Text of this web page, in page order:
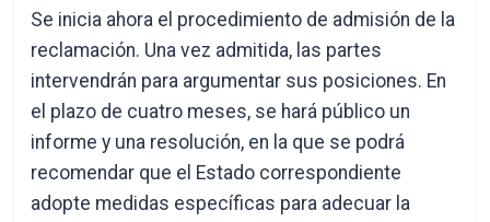
Se inicia ahora el procedimiento de admisión de la
reclamación. Una vez admitida, las partes
intervendrán para argumentar sus posiciones. En
el plazo de cuatro meses, se hará público un
informe y una resolución, en la que se podrá
recomendar que el Estado correspondiente
adopte medidas específicas para adecuar la